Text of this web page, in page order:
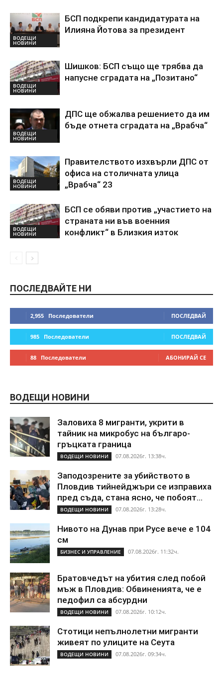
ВОДЕЩИ
НОВИНИ
БСП подкрепи кандидатурата на
Илияна Йотова за президент
ВОДЕЩИ
НОВИНИ
Шишков: БСП също ще трябва да
напусне сградата на „Позитано“
ВОДЕЩИ
НОВИНИ
ДПС ще обжалва решението да им
бъде отнета сградата на „Врабча“
ВОДЕЩИ
НОВИНИ
Правителството изхвърли ДПС от
офиса на столичната улица
„Врабча“ 23
ВОДЕЩИ
НОВИНИ
БСП се обяви против „участието на
страната ни във военния
конфликт“ в Близкия изток
ПОСЛЕДВАЙТЕ НИ
2,955 Последователи ПОСЛЕДВАЙ
985 Последователи ПОСЛЕДВАЙ
88 Последователи АБОНИРАЙ СЕ
ВОДЕЩИ НОВИНИ
Заловиха 8 мигранти, укрити в
тайник на микробус на българо-
гръцката граница
ВОДЕЩИ НОВИНИ 07.08.2026г. 13:38ч.
Заподозрените за убийството в
Пловдив тийнейджъри се изправиха
пред съда, стана ясно, че побоят...
ВОДЕЩИ НОВИНИ 07.08.2026г. 13:28ч.
Нивото на Дунав при Русе вече е 104
см
БИЗНЕС И УПРАВЛЕНИЕ 07.08.2026г. 11:32ч.
Братовчедът на убития след побой
мъж в Пловдив: Обвиненията, че е
педофил са абсурдни
ВОДЕЩИ НОВИНИ 07.08.2026г. 10:12ч.
Стотици непълнолетни мигранти
живеят по улиците на Сеута
ВОДЕЩИ НОВИНИ 07.08.2026г. 09:34ч.